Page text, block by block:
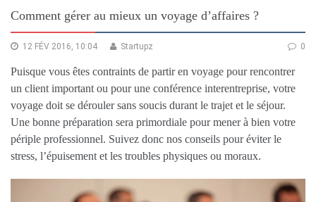
Comment gérer au mieux un voyage d’affaires ?
12 FÉV 2016, 10:04 0
Startupz
Puisque vous êtes contraints de partir en voyage pour rencontrer
un client important ou pour une conférence interentreprise, votre
voyage doit se dérouler sans soucis durant le trajet et le séjour.
Une bonne préparation sera primordiale pour mener à bien votre
périple professionnel. Suivez donc nos conseils pour éviter le
stress, l’épuisement et les troubles physiques ou moraux.